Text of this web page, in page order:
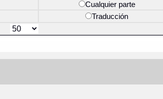
Cualquier parte
Traducción